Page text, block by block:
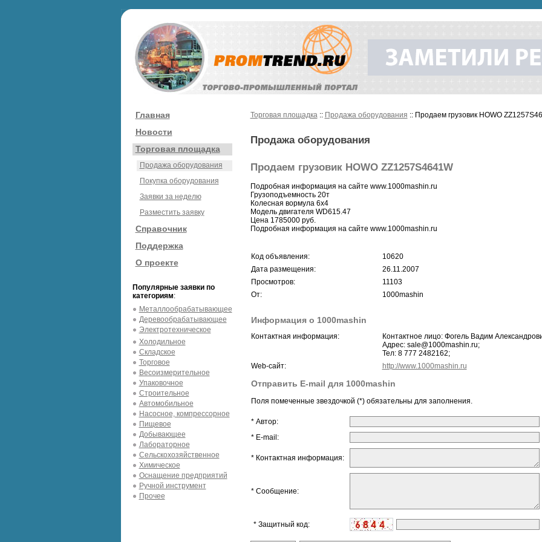
Главная
Новости
Торговая площадка
Продажа оборудования
Покупка оборудования
Заявки за неделю
Разместить заявку
Справочник
Поддержка
О проекте
Популярные заявки по
категориям:
Металлообрабатывающее
Деревообрабатывающее
Электротехническое
Холодильное
Складское
Торговое
Весоизмерительное
Упаковочное
Строительное
Автомобильное
Насосное, компрессорное
Пищевое
Добывающее
Лабораторное
Сельскохозяйственное
Химическое
Оснащение предприятий
Ручной инструмент
Прочее
Торговая площадка:: Продажа оборудования :: Продаем грузовик HOWO
Продажа оборудования
Продаем грузовик HOWO ZZ1257S4641W
Подробная информация на сайте www.1000mashin.ru
Грузоподъемность 20т
Колесная вормула 6х4
Модель двигателя WD615.47
Цена 1785000 руб.
Подробная информация на сайте www.1000mashin.ru
Код объявления:
10620
Дата размещения:
26.11.2007
Просмотров:
11103
От:
1000mashin
Информация о 1000mashin
Контактная информация:
Контактное лицо: Фогель Вадим
Адрес: sale@1000mashin.ru;
Тел: 8 777 2482162;
Web-сайт:
http://www.1000mashin.ru
Отправить E-mail для 1000mashin
Поля помеченные звездочкой (*) обязательны для заполнения.
* Автор:
* E-mail:
* Контактная информация:
* Сообщение:
* Защитный код: